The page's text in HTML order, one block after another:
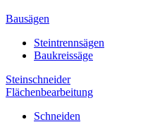
Bausägen
Steintrennsägen
Baukreissäge
Steinschneider
Flächenbearbeitung
Schneiden